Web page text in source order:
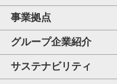
事業拠点
グループ企業紹介
サステナビリティ